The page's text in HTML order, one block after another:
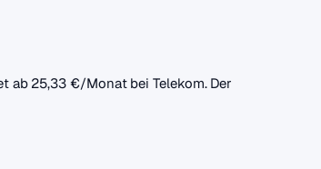
ab 25,33 €/Monat bei Telekom. Der